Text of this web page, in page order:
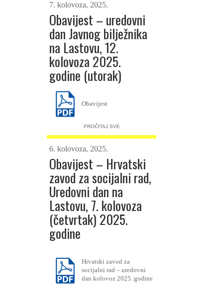
Prilog 3 – Izjava o
nekažnjavanju
7. kolovoza, 2025.
Obavijest – uredovni
dan Javnog bilježnika
na Lastovu, 12.
kolovoza 2025.
godine (utorak)
Obavijest
PROČITAJ SVE
6. kolovoza, 2025.
Obavijest – Hrvatski
zavod za socijalni rad,
Uredovni dan na
Lastovu, 7. kolovoza
(četvrtak) 2025.
godine
Hrvatski zavod za
socijalni rad – uredovni
dan kolovoz 2025. godine